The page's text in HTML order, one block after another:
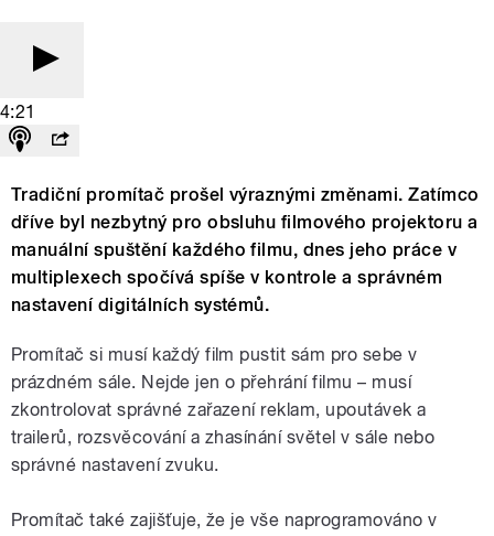
4:21
Tradiční promítač prošel výraznými změnami. Zatímco
dříve byl nezbytný pro obsluhu filmového projektoru a
manuální spuštění každého filmu, dnes jeho práce v
multiplexech spočívá spíše v kontrole a správném
nastavení digitálních systémů.
Promítač si musí každý film pustit sám pro sebe v
prázdném sále. Nejde jen o přehrání filmu – musí
zkontrolovat správné zařazení reklam, upoutávek a
trailerů, rozsvěcování a zhasínání světel v sále nebo
správné nastavení zvuku.
Promítač také zajišťuje, že je vše naprogramováno v